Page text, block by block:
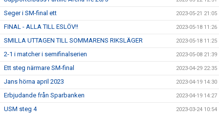
Seger i SM-final ett 2023-05-21 21:05
FINAL - ALLA TILL ESLÖV!! 2023-05-18 11:26
SMILLA UTTAGEN TILL SOMMARENS RIKSLÄGER 2023-05-18 11:25
2-1 i matcher i semifinalserien 2023-05-08 21:39
Ett steg närmare SM-final 2023-04-29 22:35
Jans hörna april 2023 2023-04-19 14:30
Erbjudande från Sparbanken 2023-04-19 14:27
USM steg 4 2023-03-24 10:54